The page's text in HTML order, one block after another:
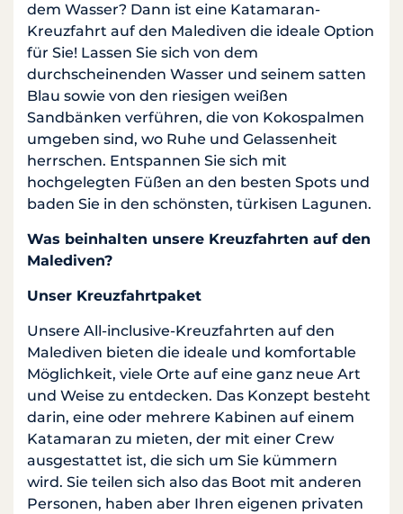
dem Wasser? Dann ist eine Katamaran-
Kreuzfahrt auf den Malediven die ideale Option
für Sie! Lassen Sie sich von dem
durchscheinenden Wasser und seinem satten
Blau sowie von den riesigen weißen
Sandbänken verführen, die von Kokospalmen
umgeben sind, wo Ruhe und Gelassenheit
herrschen. Entspannen Sie sich mit
hochgelegten Füßen an den besten Spots und
baden Sie in den schönsten, türkisen Lagunen.
Was beinhalten unsere Kreuzfahrten auf den
Malediven?
Unser Kreuzfahrtpaket
Unsere All-inclusive-Kreuzfahrten auf den
Malediven bieten die ideale und komfortable
Möglichkeit, viele Orte auf eine ganz neue Art
und Weise zu entdecken. Das Konzept besteht
darin, eine oder mehrere Kabinen auf einem
Katamaran zu mieten, der mit einer Crew
ausgestattet ist, die sich um Sie kümmern
wird. Sie teilen sich also das Boot mit anderen
Personen, haben aber Ihren eigenen privaten